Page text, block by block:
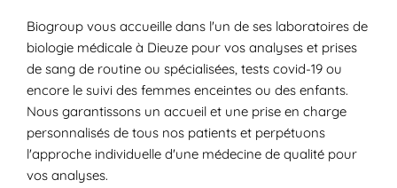
Biogroup vous accueille dans l'un de ses laboratoires de
biologie médicale à Dieuze pour vos analyses et prises
de sang de routine ou spécialisées, tests covid-19 ou
encore le suivi des femmes enceintes ou des enfants.
Nous garantissons un accueil et une prise en charge
personnalisés de tous nos patients et perpétuons
l'approche individuelle d'une médecine de qualité pour
vos analyses.